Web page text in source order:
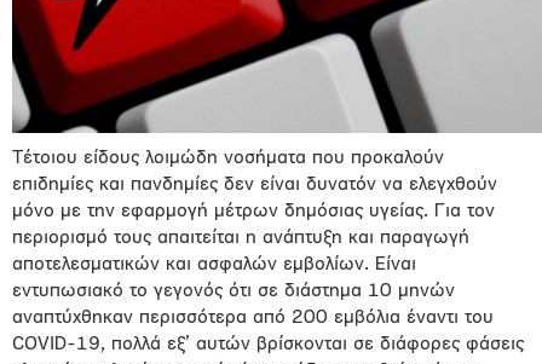
Τέτοιου είδους λοιμώδη νοσήματα που προκαλούν
επιδημίες και πανδημίες δεν είναι δυνατόν να ελεγχθούν
μόνο με την εφαρμογή μέτρων δημόσιας υγείας. Για τον
περιορισμό τους απαιτείται η ανάπτυξη και παραγωγή
αποτελεσματικών και ασφαλών εμβολίων. Είναι
εντυπωσιακό το γεγονός ότι σε διάστημα 10 μηνών
αναπτύχθηκαν περισσότερα από 200 εμβόλια έναντι του
COVID-19, πολλά εξ’ αυτών βρίσκονται σε διάφορες φάσεις